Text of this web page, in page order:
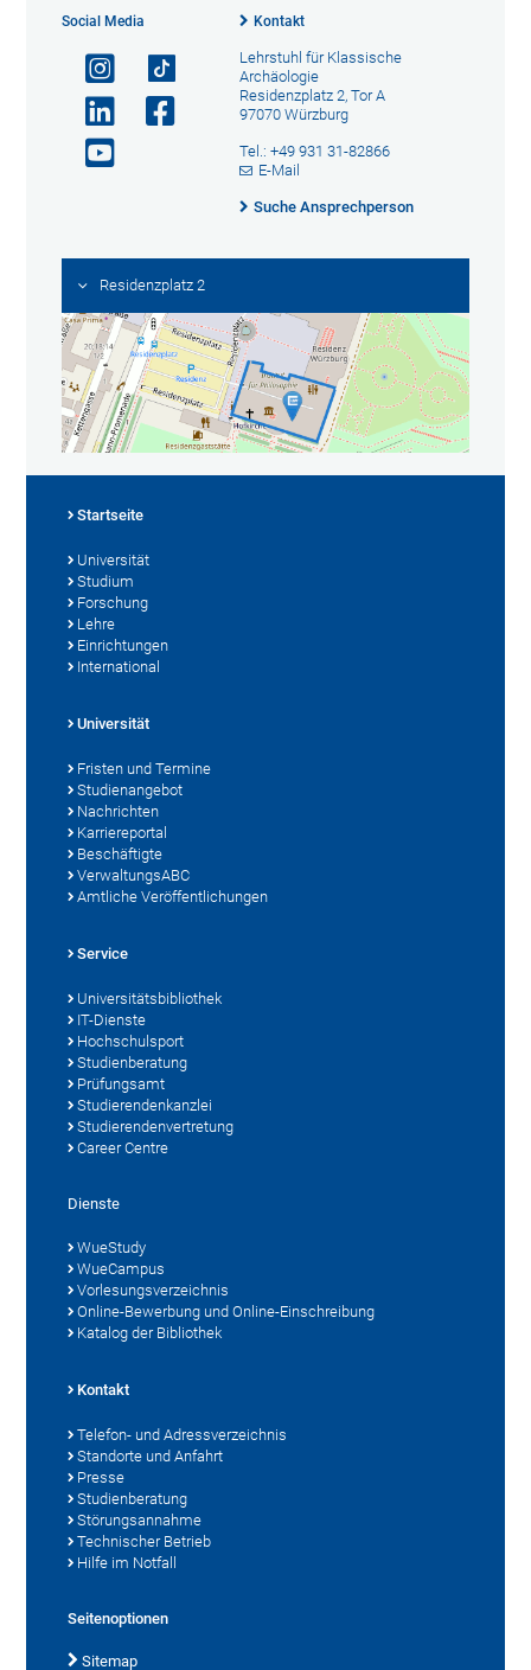
Social Media Kontakt
Lehrstuhl für Klassische
Archäologie
Residenzplatz 2, Tor A
97070 Würzburg
Tel.: +49 931 31-82866
E-Mail
Suche Ansprechperson
Residenzplatz 2
Startseite
Universität
Studium
Forschung
Lehre
Einrichtungen
International
Universität
Fristen und Termine
Studienangebot
Nachrichten
Karriereportal
Beschäftigte
VerwaltungsABC
Amtliche Veröffentlichungen
Service
Universitätsbibliothek
IT-Dienste
Hochschulsport
Studienberatung
Prüfungsamt
Studierendenkanzlei
Studierendenvertretung
Career Centre
Dienste
WueStudy
WueCampus
Vorlesungsverzeichnis
Online-Bewerbung und Online-Einschreibung
Katalog der Bibliothek
Kontakt
Telefon- und Adressverzeichnis
Standorte und Anfahrt
Presse
Studienberatung
Störungsannahme
Technischer Betrieb
Hilfe im Notfall
Seitenoptionen
Sitemap